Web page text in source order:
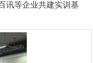
讯等企业共建实训基